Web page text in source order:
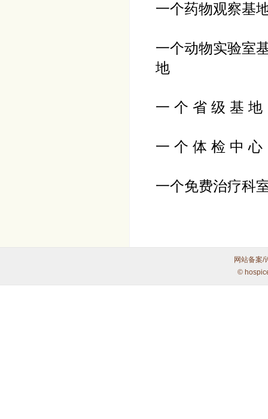
一个药物观察基
一个动物实验室
地
一 个 省 级 基 地
一 个 体 检 中 心
一个免费治疗科
网站备案/
©